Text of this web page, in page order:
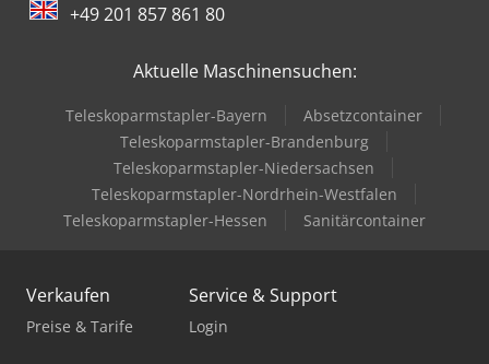
+49 201 857 861 80
Aktuelle Maschinensuchen:
Teleskoparmstapler-Bayern
Absetzcontainer
Teleskoparmstapler-Brandenburg
Teleskoparmstapler-Niedersachsen
Teleskoparmstapler-Nordrhein-Westfalen
Teleskoparmstapler-Hessen
Sanitärcontainer
Verkaufen
Preise & Tarife
Service & Support
Login